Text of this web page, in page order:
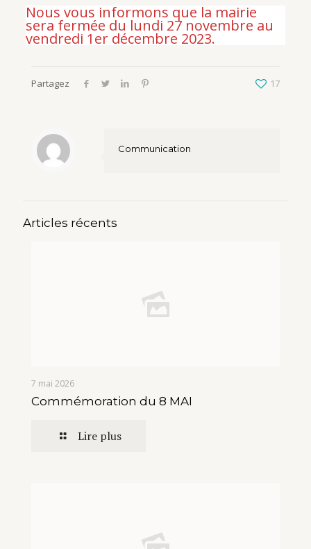
Nous vous informons que la mairie
sera fermée du lundi 27 novembre au
vendredi 1er décembre 2023.
Partagez 17
Communication
Articles récents
7 mai 2026
Commémoration du 8 MAI
Lire plus